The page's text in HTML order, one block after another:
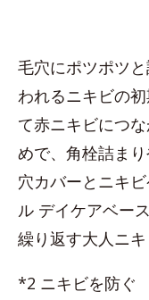
毛穴にポツポツ
われるニキビの
て赤ニキビにつ
めで、角栓詰ま
穴カバーとニキ
ル デイケアベー
繰り返す大人ニキ
*2 ニキビを防ぐ